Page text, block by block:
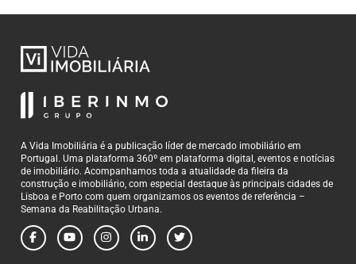
A Vida Imobiliária é a publicação líder de mercado imobiliário em
Portugal. Uma plataforma 360º em plataforma digital, eventos e notícias
de imobiliário. Acompanhamos toda a atualidade da fileira da
construção e imobiliário, com especial destaque às principais cidades de
Lisboa e Porto com quem organizamos os eventos de referência –
Semana da Reabilitação Urbana.